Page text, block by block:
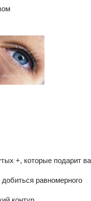
+, которые подарит
равномерного